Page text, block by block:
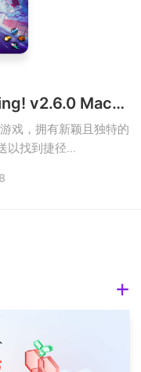
Warp Drive – Teleport Racing! v2.6.0 Mac赛车竞速游戏
戏，拥有新颖且独特的
以找到捷径...